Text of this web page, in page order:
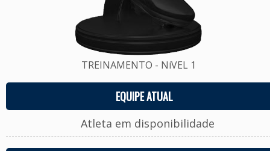
TREINAMENTO - NíVEL 1
EQUIPE ATUAL
Atleta em disponibilidade